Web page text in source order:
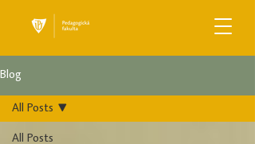
Blog
All Posts
All Posts